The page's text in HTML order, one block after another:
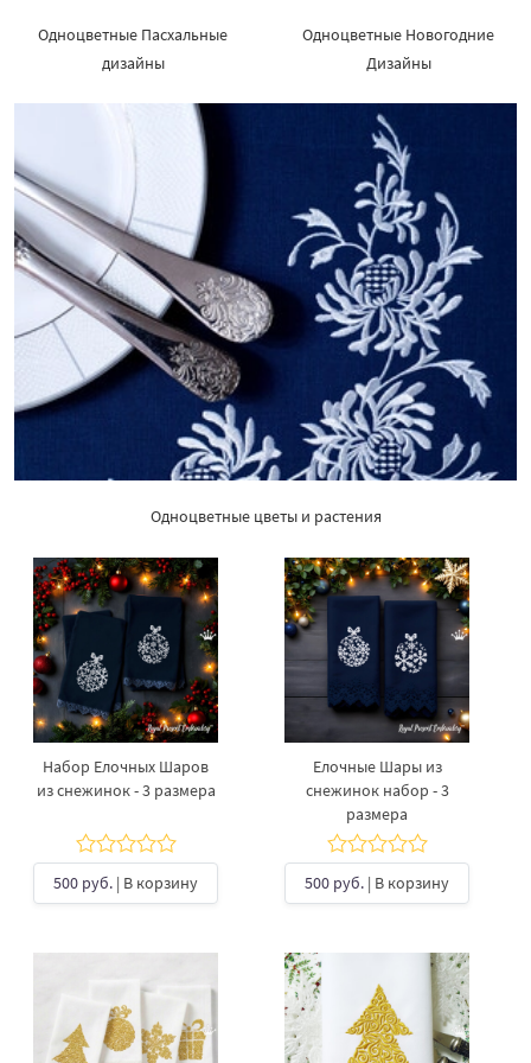
Одноцветные Пасхальные
дизайны
Одноцветные Новогодние
Дизайны
Одноцветные цветы и растения
Набор Елочных Шаров
из снежинок - 3 размера
500 руб. | В корзину
Елочные Шары из
снежинок набор - 3
размера
500 руб. | В корзину